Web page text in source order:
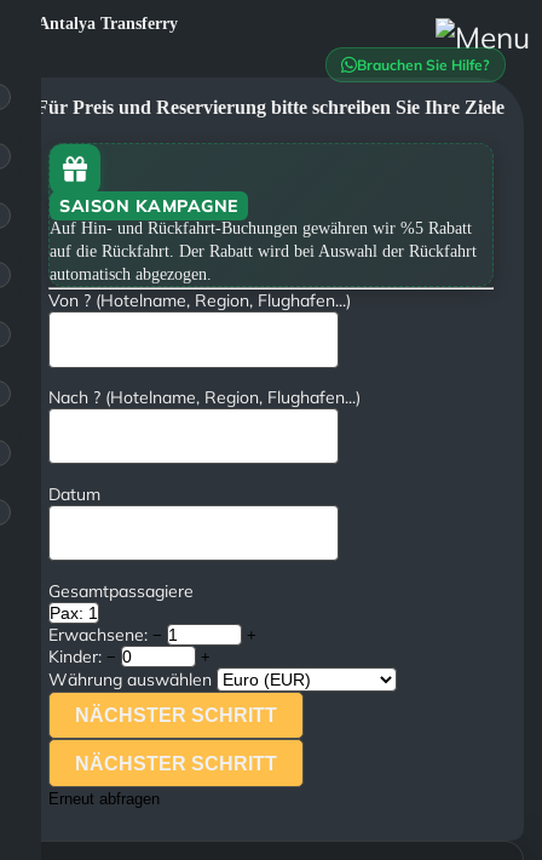
Brauchen Sie Hilfe?
Für Preis und Reservierung bitte schreiben Sie Ihre Ziele
SAISON KAMPAGNE
Auf Hin- und Rückfahrt-Buchungen gewähren wir %5 Rabatt
auf die Rückfahrt. Der Rabatt wird bei Auswahl der Rückfahrt
automatisch abgezogen.
Von ? (Hotelname, Region, Flughafen...)
Nach ? (Hotelname, Region, Flughafen...)
Datum
Gesamtpassagiere
Pax: 1
Erwachsene: − +
Kinder: − +
Währung auswählen
NÄCHSTER SCHRITT
NÄCHSTER SCHRITT
Erneut abfragen